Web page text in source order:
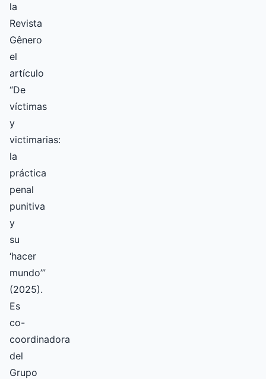
la
Revista
Gênero
el
artículo
“De
víctimas
y
victimarias:
la
práctica
penal
punitiva
y
su
‘hacer
mundo’”
(2025).
Es
co-
coordinadora
del
Grupo